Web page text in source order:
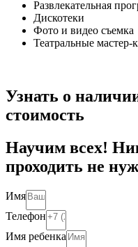
Развлекательная
Дискотеки
Фото и видео съемка
Театральные мастер-
Узнать о
стоимость
Научим всех!
проходить не
Имя
Телефон
Имя ребенка